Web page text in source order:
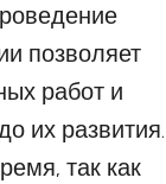
позволяет
работ и
их развития.
так как